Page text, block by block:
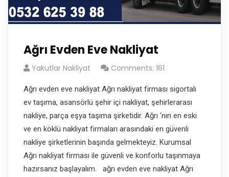
Ağrı Evden Eve Nakliyat
Yakutlar Nakliyat Comments: 161
Ağrı evden eve nakliyat Ağrı nakliyat firması sigortalı
ev taşıma, asansörlü şehir içi nakliyat, şehirlerarası
nakliye, parça eşya taşıma şirketidir. Ağrı ‘nın en eski
ve en köklü nakliyat firmaları arasındaki en güvenli
nakliye şirketlerinin başında gelmekteyiz. Kurumsal
Ağrı nakliyat firması ile güvenli ve konforlu taşınmaya
hazırsanız başlayalım. ağrı evden eve nakliyat Ağrı